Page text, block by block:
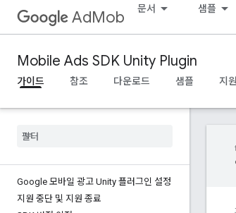
AdMob 문서 샘플
Mobile Ads SDK Unity Plugin
가이드 참조 다운로드 샘플 지원
Google 모바일 광고 Unity 플러그인 설정
지원 중단 및 지원 종료